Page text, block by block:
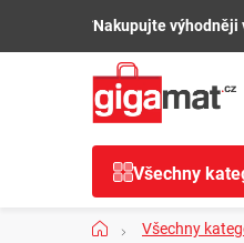
🌿Nakupujte výhodněji
Všechny
DomůVšechny